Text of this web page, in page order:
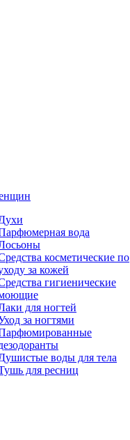
вода
косметические по
за кожей
гигиенические
для ногтей
за ногтями
воды для тела
для ресниц